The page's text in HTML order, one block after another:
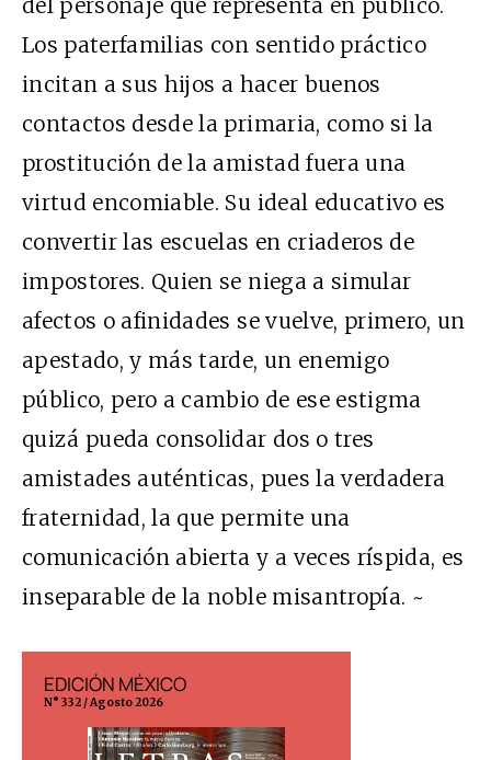
del personaje que representa en público.
Los paterfamilias con sentido práctico
incitan a sus hijos a hacer buenos
contactos desde la primaria, como si la
prostitución de la amistad fuera una
virtud encomiable. Su ideal educativo es
convertir las escuelas en criaderos de
impostores. Quien se niega a simular
afectos o afinidades se vuelve, primero, un
apestado, y más tarde, un enemigo
público, pero a cambio de ese estigma
quizá pueda consolidar dos o tres
amistades auténticas, pues la verdadera
fraternidad, la que permite una
comunicación abierta y a veces ríspida, es
inseparable de la noble misantropía. ~
EDICIÓN MÉXICO
N° 332 / Agosto 2026